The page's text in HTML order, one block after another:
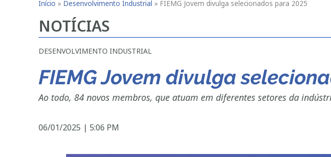
Início » Desenvolvimento Industrial » FIEMG Jovem divulga selecionados para 2025
NOTÍCIAS
DESENVOLVIMENTO INDUSTRIAL
FIEMG Jovem divulga
Ao todo, 84 novos membros, que atuam em diferentes setores da
06/01/2025 | 5:06 PM